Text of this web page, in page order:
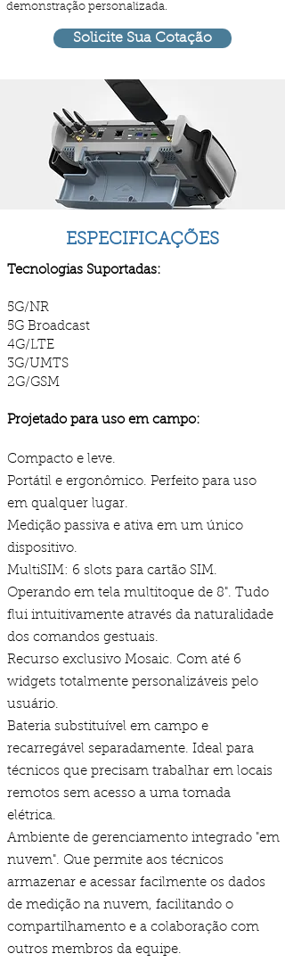
demonstração personalizada.
Solicite Sua Cotação
ESPECIFICAÇÕES
Tecnologias Suportadas:
5G/NR
5G Broadcast
4G/LTE
3G/UMTS
2G/GSM
Projetado para uso em campo:
Compacto e leve.
Portátil e ergonômico. Perfeito para uso
em qualquer lugar.
Medição passiva e ativa em um único
dispositivo.
MultiSIM: 6 slots para cartão SIM.
Operando em tela multitoque de 8". Tudo
flui intuitivamente através da naturalidade
dos comandos gestuais.
Recurso exclusivo Mosaic. Com até 6
widgets totalmente personalizáveis ​​pelo
usuário.
Bateria substituível em campo e
recarregável separadamente. Ideal para
técnicos que precisam trabalhar em locais
remotos sem acesso a uma tomada
elétrica.
Ambiente de gerenciamento integrado "em
nuvem". Que permite aos técnicos
armazenar e acessar facilmente os dados
de medição na nuvem, facilitando o
compartilhamento e a colaboração com
outros membros da equipe.